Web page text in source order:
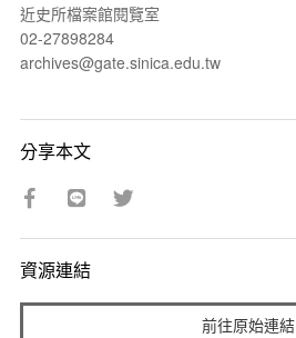
近史所檔案館閱覽室
02-27898284
archives@gate.sinica.edu.tw
分享本文
資源連結
前往原始連結